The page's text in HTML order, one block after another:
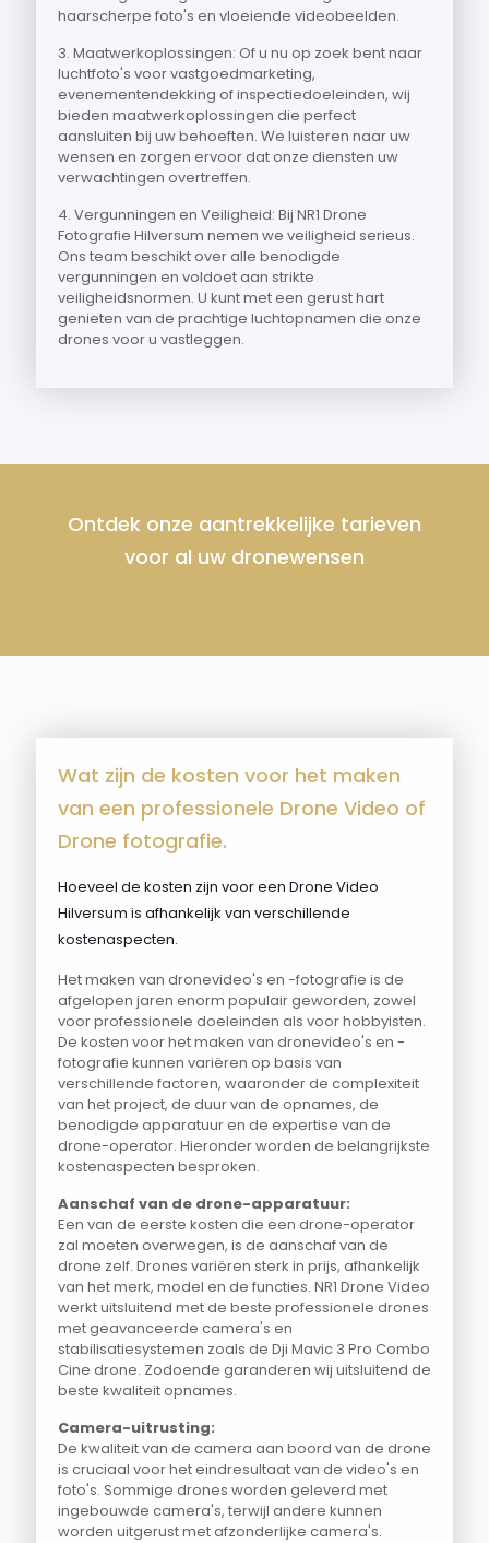
haarscherpe foto's en vloeiende videobeelden.
3. Maatwerkoplossingen: Of u nu op zoek bent naar
luchtfoto's voor vastgoedmarketing,
evenementendekking of inspectiedoeleinden, wij
bieden maatwerkoplossingen die perfect
aansluiten bij uw behoeften. We luisteren naar uw
wensen en zorgen ervoor dat onze diensten uw
verwachtingen overtreffen.
4. Vergunningen en Veiligheid: Bij NR1 Drone
Fotografie Hilversum nemen we veiligheid serieus.
Ons team beschikt over alle benodigde
vergunningen en voldoet aan strikte
veiligheidsnormen. U kunt met een gerust hart
genieten van de prachtige luchtopnamen die onze
drones voor u vastleggen.
Ontdek onze aantrekkelijke tarieven
voor al uw dronewensen
Wat zijn de kosten voor het maken
van een professionele Drone Video of
Drone fotografie.
Hoeveel de kosten zijn voor een Drone Video
Hilversum is afhankelijk van verschillende
kostenaspecten.
Het maken van dronevideo's en -fotografie is de
afgelopen jaren enorm populair geworden, zowel
voor professionele doeleinden als voor hobbyisten.
De kosten voor het maken van dronevideo's en -
fotografie kunnen variëren op basis van
verschillende factoren, waaronder de complexiteit
van het project, de duur van de opnames, de
benodigde apparatuur en de expertise van de
drone-operator. Hieronder worden de belangrijkste
kostenaspecten besproken.
Aanschaf van de drone-apparatuur:
Een van de eerste kosten die een drone-operator
zal moeten overwegen, is de aanschaf van de
drone zelf. Drones variëren sterk in prijs, afhankelijk
van het merk, model en de functies. NR1 Drone Video
werkt uitsluitend met de beste professionele drones
met geavanceerde camera's en
stabilisatiesystemen zoals de Dji Mavic 3 Pro Combo
Cine drone. Zodoende garanderen wij uitsluitend de
beste kwaliteit opnames.
Camera-uitrusting:
De kwaliteit van de camera aan boord van de drone
is cruciaal voor het eindresultaat van de video's en
foto's. Sommige drones worden geleverd met
ingebouwde camera's, terwijl andere kunnen
worden uitgerust met afzonderlijke camera's.